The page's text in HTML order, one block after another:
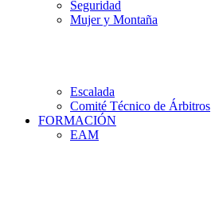
Seguridad
Mujer y Montaña
Escalada
Comité Técnico de Árbitros
FORMACIÓN
EAM